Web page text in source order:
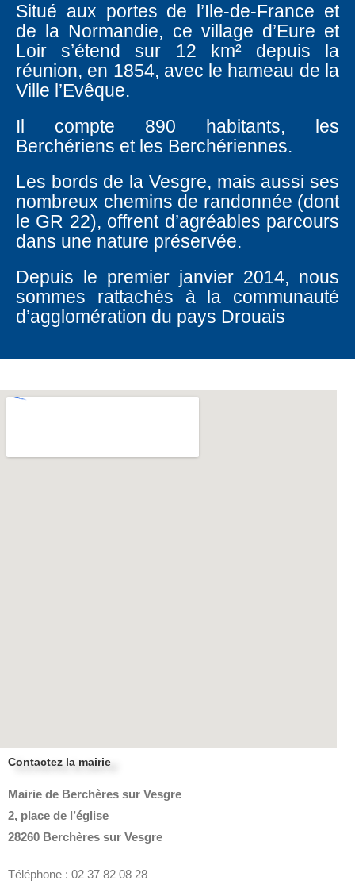
Situé aux portes de l’Ile-de-France et
de la Normandie, ce village d’Eure et
Loir s’étend sur 12 km² depuis la
réunion, en 1854, avec le hameau de la
Ville l’Evêque.
Il compte 890 habitants, les
Berchériens et les Berchériennes.
Les bords de la Vesgre, mais aussi ses
nombreux chemins de randonnée (dont
le GR 22), offrent d’agréables parcours
dans une nature préservée.
Depuis le premier janvier 2014, nous
sommes rattachés à la communauté
d’agglomération du pays Drouais
Contactez la mairie
Mairie de Berchères sur Vesgre
2, place de l’église
28260 Berchères sur Vesgre
Téléphone : 02 37 82 08 28